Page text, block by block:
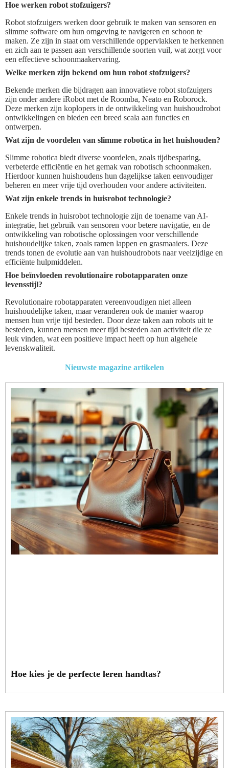
Hoe werken robot stofzuigers?
Robot stofzuigers werken door gebruik te maken van sensoren en
slimme software om hun omgeving te navigeren en schoon te
maken. Ze zijn in staat om verschillende oppervlakken te herkennen
en zich aan te passen aan verschillende soorten vuil, wat zorgt voor
een effectieve schoonmaakervaring.
Welke merken zijn bekend om hun robot stofzuigers?
Bekende merken die bijdragen aan innovatieve robot stofzuigers
zijn onder andere iRobot met de Roomba, Neato en Roborock.
Deze merken zijn koplopers in de ontwikkeling van huishoudrobot
ontwikkelingen en bieden een breed scala aan functies en
ontwerpen.
Wat zijn de voordelen van slimme robotica in het huishouden?
Slimme robotica biedt diverse voordelen, zoals tijdbesparing,
verbeterde efficiëntie en het gemak van robotisch schoonmaken.
Hierdoor kunnen huishoudens hun dagelijkse taken eenvoudiger
beheren en meer vrije tijd overhouden voor andere activiteiten.
Wat zijn enkele trends in huisrobot technologie?
Enkele trends in huisrobot technologie zijn de toename van AI-
integratie, het gebruik van sensoren voor betere navigatie, en de
ontwikkeling van robotische oplossingen voor verschillende
huishoudelijke taken, zoals ramen lappen en grasmaaiers. Deze
trends tonen de evolutie aan van huishoudrobots naar veelzijdige en
efficiënte hulpmiddelen.
Hoe beïnvloeden revolutionaire robotapparaten onze
levensstijl?
Revolutionaire robotapparaten vereenvoudigen niet alleen
huishoudelijke taken, maar veranderen ook de manier waarop
mensen hun vrije tijd besteden. Door deze taken aan robots uit te
besteden, kunnen mensen meer tijd besteden aan activiteit die ze
leuk vinden, wat een positieve impact heeft op hun algehele
levenskwaliteit.
Nieuwste magazine artikelen
Hoe kies je de perfecte leren handtas?